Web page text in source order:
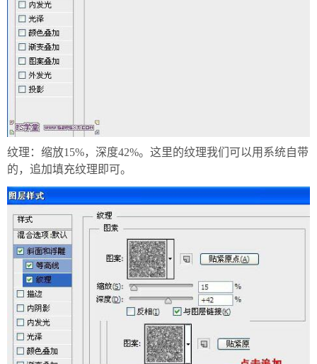
纹理：缩放15%，深度42%。这里的纹理我们可以用系统自带
的，追加填充纹理即可。